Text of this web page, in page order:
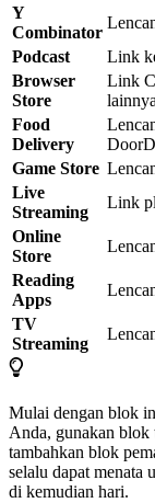
Y
Combinator
Podcast
Link
Browser
Store
Link
lainnya
Food
Delivery
Game Store
Live
Streaming
Link
Online
Store
Reading
Apps
TV
Streaming
Mulai dengan blok
Anda, gunakan blok
tambahkan blok
selalu dapat menata
di kemudian hari.